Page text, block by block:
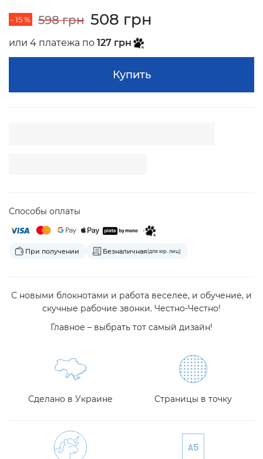
- 15 % 598 грн 508 грн
или 4 платежа по 127 грн
Купить
Способы оплаты
При получении Безналичная(для юр. лиц)
С новыми блокнотами и работа веселее, и обучение, и
скучные рабочие звонки. Честно-Честно!
Главное – выбрать тот самый дизайн!
Сделано в Украине Страницы в точку